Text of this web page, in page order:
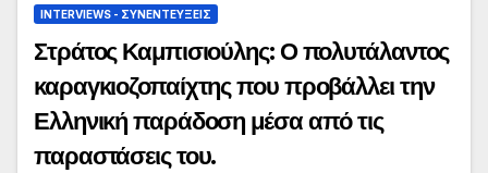
INTERVIEWS - ΣΥΝΕΝΤΕΎΞΕΙΣ
Στράτος Καμπισιούλης: Ο πολυτάλαντος
καραγκιοζοπαίχτης που προβάλλει την
Ελληνική παράδοση μέσα από τις
παραστάσεις του.